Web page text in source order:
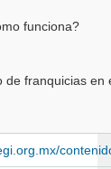
funciona?
de franquicias